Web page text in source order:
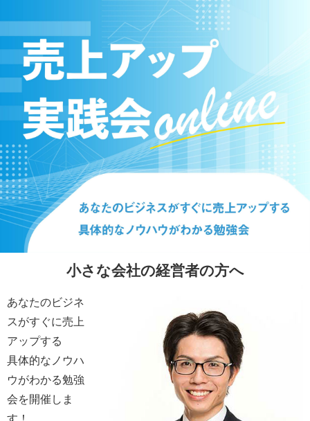
小さな会社の経営者の方へ
あなたのビジネ
スがすぐに売上
アップする
具体的なノウハ
ウがわかる勉強
会を開催しま
す！